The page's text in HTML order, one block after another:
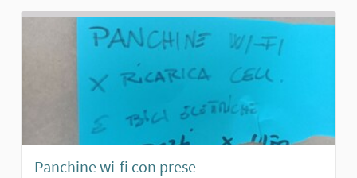
Panchine wi-fi con prese